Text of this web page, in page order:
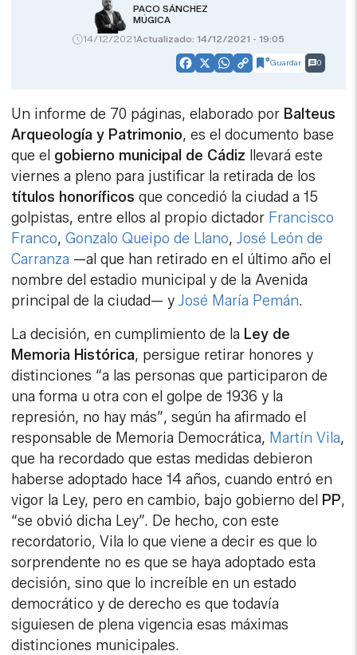
PACO SÁNCHEZ
MÚGICA
14/12/2021Actualizado: 14/12/2021 - 19:05
Facebook
X WhatsApp
CopyGuardar 0
Un informe de 70 páginas, elaborado por Balteus
Arqueología y Patrimonio, es el documento base
que el gobierno municipal de Cádiz llevará este
viernes a pleno para justificar la retirada de los
títulos honoríficos que concedió la ciudad a 15
golpistas, entre ellos al propio dictador Francisco
Franco,Gonzalo Queipo de Llano,José León de
Carranza —al que han retirado en el último año el
nombre del estadio municipal y de la Avenida
principal de la ciudad— yJosé María Pemán.
La decisión, en cumplimiento de la Ley de
Memoria Histórica, persigue retirar honores y
distinciones “a las personas que participaron de
una forma u otra con el golpe de 1936 y la
represión, no hay más”, según ha afirmado el
responsable de Memoria Democrática, Martín Vila,
que ha recordado que estas medidas debieron
haberse adoptado hace 14 años, cuando entró en
vigor la Ley, pero en cambio, bajo gobierno del PP,
“se obvió dicha Ley”. De hecho, con este
recordatorio, Vila lo que viene a decir es que lo
sorprendente no es que se haya adoptado esta
decisión, sino que lo increíble en un estado
democrático y de derecho es que todavía
siguiesen de plena vigencia esas máximas
distinciones municipales.